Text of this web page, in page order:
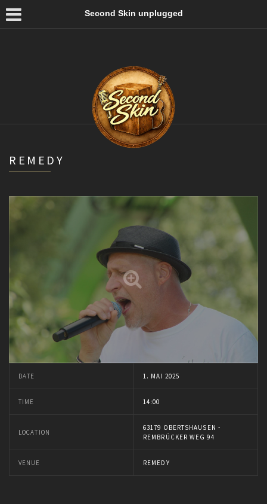
Second Skin unplugged
REMEDY
DATE 1. MAI 2025
TIME 14:00
LOCATION
63179 OBERTSHAUSEN -
REMBRÜCKER WEG 94
VENUE REMEDY